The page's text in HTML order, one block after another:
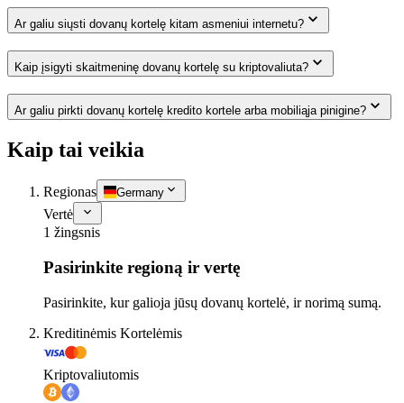
Ar galiu siųsti dovanų kortelę kitam asmeniui internetu?
Kaip įsigyti skaitmeninę dovanų kortelę su kriptovaliuta?
Ar galiu pirkti dovanų kortelę kredito kortele arba mobiliąja pinigine?
Kaip tai veikia
Regionas Germany
Vertė
1 žingsnis
Pasirinkite regioną ir vertę
Pasirinkite, kur galioja jūsų dovanų kortelė, ir norimą sumą.
Kreditinėmis Kortelėmis
Kriptovaliutomis